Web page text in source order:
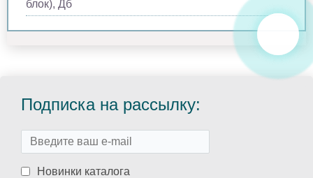
блок), Дб
Подписка на рассылку:
Новинки каталога